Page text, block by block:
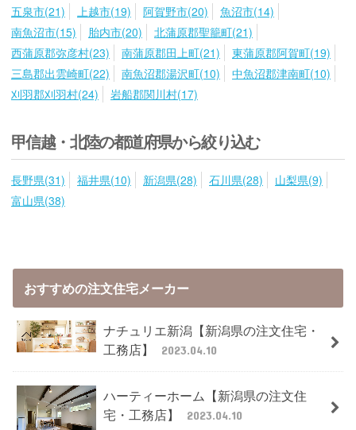
五泉市(21)
上越市(19) 阿賀野市(20)
魚沼市(14)
南魚沼市(15)
胎内市(20)
北蒲原郡聖籠町(21)
西蒲原郡弥彦村(23)
南蒲原郡田上町(21)
東蒲原郡阿賀町(19)
三島郡出雲崎町(22)
南魚沼郡湯沢町(10)
中魚沼郡津南町(10)
刈羽郡刈羽村(24)
岩船郡関川村(17)
甲信越・北陸の都道府県から絞り込む
長野県(31) 福井県(10) 新潟県(28) 石川県(28)
山梨県(9)
富山県(38)
おすすめの注文住宅メーカー
ナチュリエ新潟【新潟県の注文住宅・
工務店】
2023.04.10
ハーティーホーム【新潟県の注文住
宅・工務店】
2023.04.10